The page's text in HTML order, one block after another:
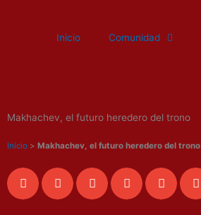
Inicio Comunidad
Makhachev, el futuro heredero del trono
Inicio > Makhachev, el futuro heredero del trono